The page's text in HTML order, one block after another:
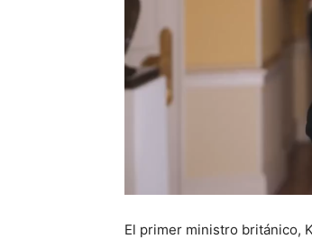
El primer ministro británico,